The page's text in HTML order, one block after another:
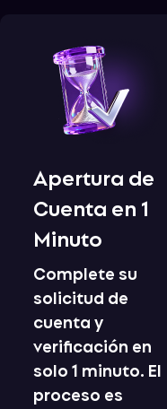
Apertura de
Cuenta en 1
Minuto
Complete su
solicitud de
cuenta y
verificación en
solo 1 minuto. El
proceso es